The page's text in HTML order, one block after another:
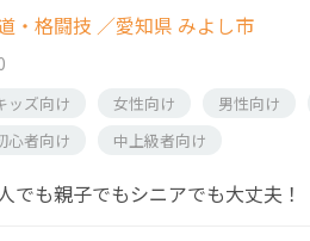
・格闘技 ／愛知県 みよし市
ッズ向け 女性向け 男性向け
心者向け
中上級者向け
でも親子でもシニアでも大丈夫！